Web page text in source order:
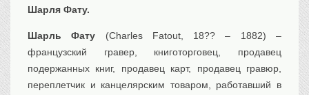
Шарля Фату.
Шарль Фату (Charles Fatout, 18?? – 1882) –
французский гравер, книготорговец, продавец
подержанных книг, продавец карт, продавец гравюр,
переплетчик и канцелярским товаром, работавший в